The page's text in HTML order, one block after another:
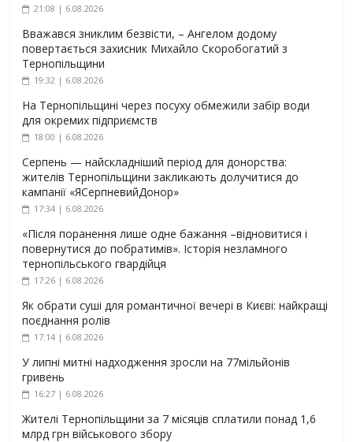
21:08 | 6.08.2026
Вважався зниклим безвісти, – Ангелом додому
повертається захисник Михайло Скоробогатий з
Тернопільщини
19:32 | 6.08.2026
На Тернопільщині через посуху обмежили забір води
для окремих підприємств
18:00 | 6.08.2026
Серпень — найскладніший період для донорства:
жителів Тернопільщини закликають долучитися до
кампанії «ЯСерпневийДонор»
17:34 | 6.08.2026
«Після поранення лише одне бажання –відновитися і
повернутися до побратимів». Історія незламного
тернопільського гвардійця
17:26 | 6.08.2026
Як обрати суші для романтичної вечері в Києві: найкращі
поєднання ролів
17:14 | 6.08.2026
У липні митні надходження зросли на 77мільйонів
гривень
16:27 | 6.08.2026
Жителі Тернопільщини за 7 місяців сплатили понад 1,6
млрд грн військового збору